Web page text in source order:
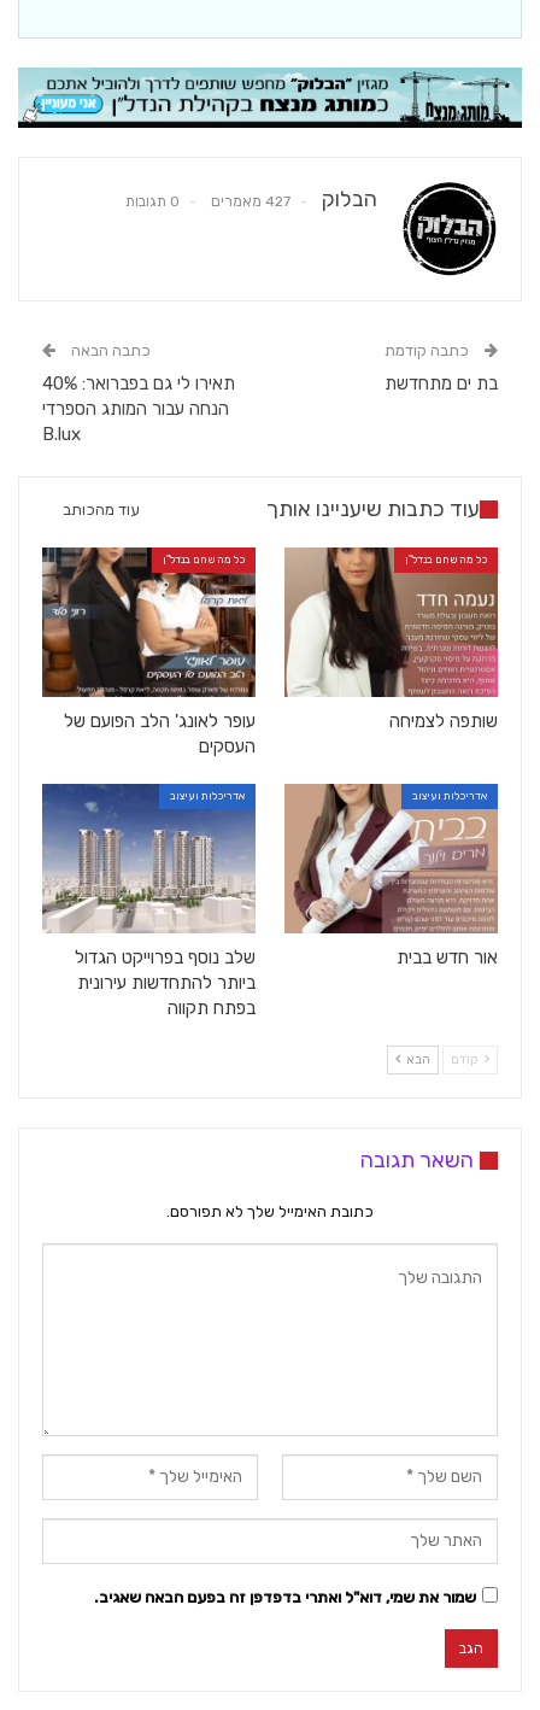
הבלוק 427 מאמרים 0 תגובות
כתבה קודמת
בת ים מתחדשת
כתבה הבאה
תאירו לי גם בפברואר: 40%
הנחה עבור המותג הספרדי
B.lux
עוד כתבות שיעניינו אותך עוד מהכותב
כל מה שחם בנדל"ן
שותפה לצמיחה
כל מה שחם בנדל"ן
עופר לאונג' הלב הפועם של
העסקים
אדריכלות ועיצוב
אור חדש בבית
אדריכלות ועיצוב
שלב נוסף בפרוייקט הגדול
ביותר להתחדשות עירונית
בפתח תקווה
קודם הבא
השאר תגובה
כתובת האימייל שלך לא תפורסם.
שמור את שמי, דוא"ל ואתרי בדפדפן זה בפעם הבאה שאגיב.